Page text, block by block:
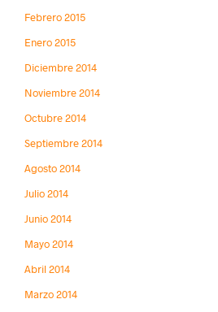
Febrero 2015
Enero 2015
Diciembre 2014
Noviembre 2014
Octubre 2014
Septiembre 2014
Agosto 2014
Julio 2014
Junio 2014
Mayo 2014
Abril 2014
Marzo 2014